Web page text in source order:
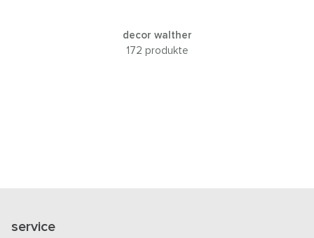
decor walther
172 produkte
service